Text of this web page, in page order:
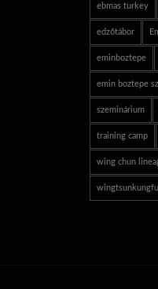
ebmas turkey
edzőtábor
eminboztepe
emin boztepe
szeminárium
training camp
wing chun
wingtsunkungfu